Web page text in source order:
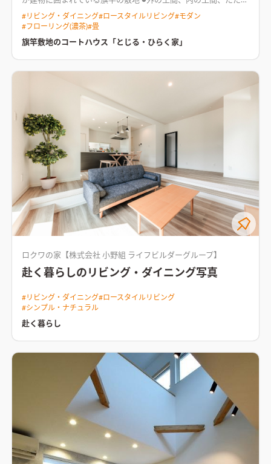
立てた純白の壁は、光と風を拡散し内へと届ける
#リビング・ダイニング#ロースタイルリビング#モダン
# フローリング(濃茶)#畳
旗竿敷地のコートハウス「とじる・ひらく家」
ロクワの家【株式会社 小野組 ライフビルダーグループ】
赴く暮らしのリビング・ダイニング写真
#リビング・ダイニング#ロースタイルリビング
#シンプル・ナチュラル
赴く暮らし